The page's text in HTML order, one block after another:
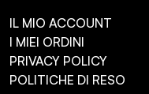
IL MIO ACCOUNT
I MIEI ORDINI
PRIVACY POLICY
POLITICHE DI RESO